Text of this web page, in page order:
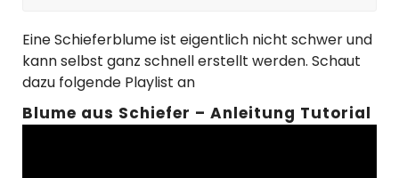
Eine Schieferblume ist eigentlich nicht schwer und
kann selbst ganz schnell erstellt werden. Schaut
dazu folgende Playlist an
Blume aus Schiefer – Anleitung Tutorial